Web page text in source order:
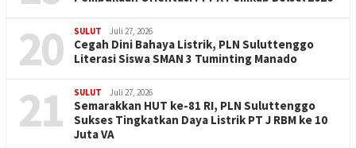
20 SULUT Juli 27, 2026
Cegah Dini Bahaya Listrik, PLN Suluttenggo
Literasi Siswa SMAN 3 Tuminting Manado
21 SULUT Juli 27, 2026
Semarakkan HUT ke-81 RI, PLN Suluttenggo
Sukses Tingkatkan Daya Listrik PT J RBM ke 10
Juta VA